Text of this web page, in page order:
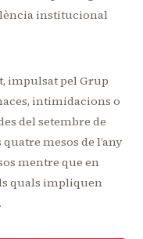
institucional
impulsat pel Grup
intimidacions o
del setembre de
mesos de l’any
mentre que en
quals impliquen